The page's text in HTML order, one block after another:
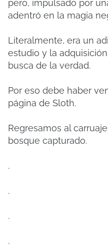
pero, impulsado por
adentró en la magia
Literalmente, era un
estudio y la
busca de la verdad.
Por eso debe haber
página de Sloth.
Regresamos al
bosque capturado.
.
.
.
.